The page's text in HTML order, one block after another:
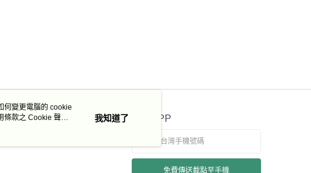
官方APP
免費傳送載點至手機
何變更電腦的 cookie
條款之 Cookie 聲明
我知道了